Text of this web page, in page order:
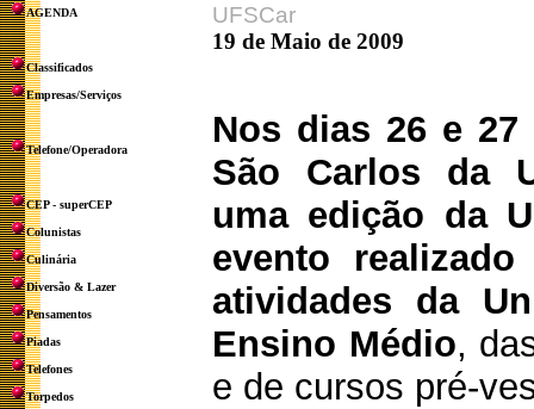
AGENDA
Classificados
Empresas/Serviços
Telefone/Operadora
CEP - superCEP
Colunistas
Culinária
Diversão & Lazer
Pensamentos
Piadas
Telefones
Torpedos
UFSCar
19 de Maio de 2009
Nos dias 26 e
São Carlos da
uma edição da
evento
atividades da
Ensino Médio,
e de cursos pré-